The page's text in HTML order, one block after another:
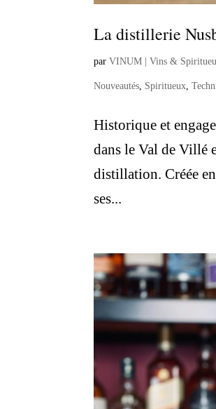
La distillerie
parVINUM | Vins &
Nouveautés, Spiritueux,
Historique et
dans le Val de Villé
distillation. Créée
ses...